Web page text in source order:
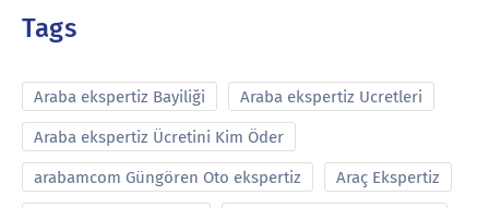
Tags
Araba ekspertiz Bayiliği Araba ekspertiz Ucretleri
Araba ekspertiz Ücretini Kim Öder
arabamcom Güngören Oto ekspertiz Araç Ekspertiz